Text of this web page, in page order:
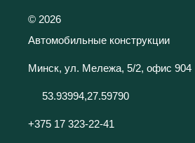
© 2026
Автомобильные конструкции
Минск, ул. Мележа, 5/2, офис 904
53.93994,27.59790
+375 17 323-22-41